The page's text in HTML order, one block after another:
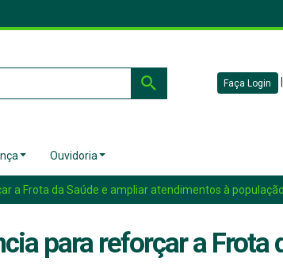
Faça Login
Ouvidoria
a Frota da Saúde e ampliar atendimentos à população
para reforçar a Frota